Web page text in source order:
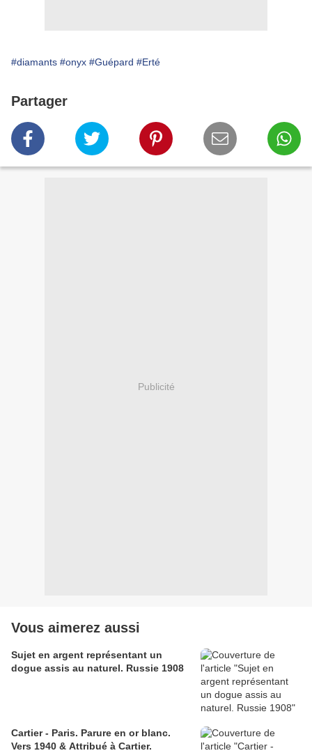
#diamants #onyx #Guépard #Erté
Partager
Publicité
Vous aimerez aussi
Sujet en argent représentant un
dogue assis au naturel. Russie 1908
Cartier - Paris. Parure en or blanc.
Vers 1940 & Attribué à Cartier.